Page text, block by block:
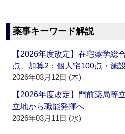
薬事キーワード解説
【2026年度改定】在宅薬学総
点、加算2：個人宅100点・施
2026年03月12日 (木)
【2026年度改定】門前薬局等
立地から職能発揮へ
2026年03月11日 (水)